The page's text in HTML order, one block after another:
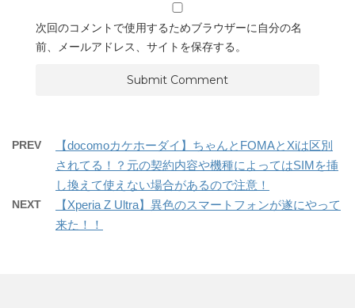
次回のコメントで使用するためブラウザーに自分の名
前、メールアドレス、サイトを保存する。
PREV
【docomoカケホーダイ】ちゃんとFOMAとXiは区別
されてる！？元の契約内容や機種によってはSIMを挿
し換えて使えない場合があるので注意！
NEXT
【Xperia Z Ultra】異色のスマートフォンが遂にやって
来た！！